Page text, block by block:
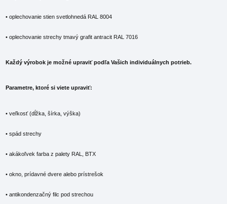
• oplechovanie stien svetlohnedá RAL 8004
• oplechovanie strechy tmavý grafit antracit RAL 7016
Každý výrobok je možné upraviť podľa Vašich individuálnych potrieb.
Parametre, ktoré si viete upraviť:
• veľkosť (dĺžka, šírka, výška)
• spád strechy
• akákoľvek farba z palety RAL, BTX
• okno, prídavné dvere alebo prístrešok
• antikondenzačný filc pod strechou